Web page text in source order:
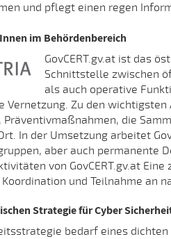
und pflegt einen regen
im Behördenbereich
GovCERT.gv.at ist das
Schnittstelle zwischen
als auch operative
Zu den
die
In der Umsetzung arbeitet
aber auch permanente
von GovCERT.gv.at
Koordination und Teilnahme an
Strategie für Cyber
bedarf eines